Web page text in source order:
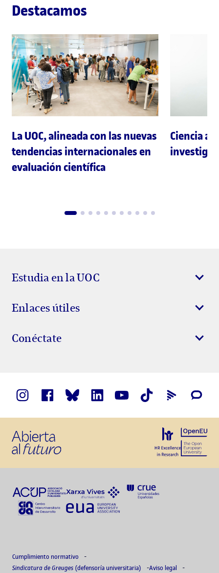
Destacamos
La UOC, alineada con las nuevas
tendencias internacionales en
evaluación científica
Ciencia
Estudia en la UOC
Enlaces útiles
Conéctate
Cumplimiento normativo
Sindicatura de Greuges (defensoría universitaria) Aviso legal